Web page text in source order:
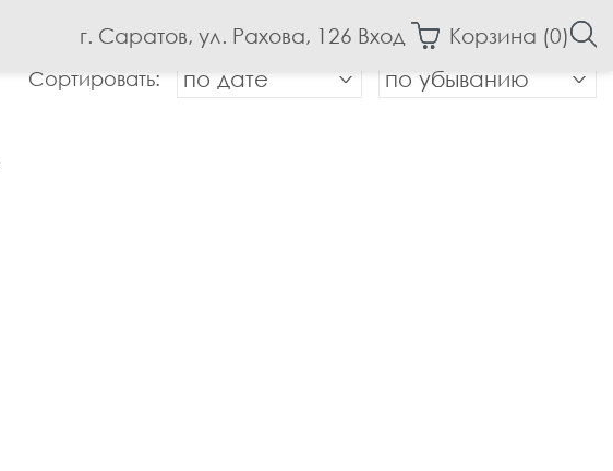
г. Саратов, ул. Рахова, 126 Вход Корзина (0)
Сортировать: по дате по убыванию